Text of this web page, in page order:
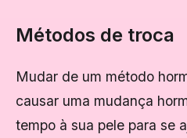
Métodos de troca
Mudar de um método
causar uma mudança
tempo à sua pele para se